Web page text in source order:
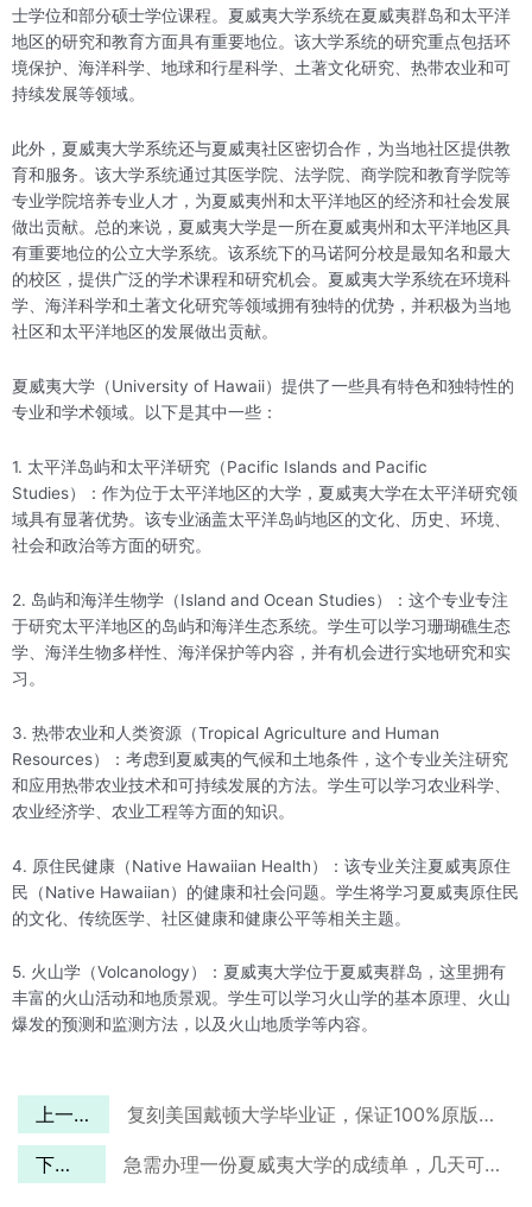
士学位和部分硕士学位课程。夏威夷大学系统在夏威夷群岛和太平洋
地区的研究和教育方面具有重要地位。该大学系统的研究重点包括环
境保护、海洋科学、地球和行星科学、土著文化研究、热带农业和可
持续发展等领域。
此外，夏威夷大学系统还与夏威夷社区密切合作，为当地社区提供教
育和服务。该大学系统通过其医学院、法学院、商学院和教育学院等
专业学院培养专业人才，为夏威夷州和太平洋地区的经济和社会发展
做出贡献。总的来说，夏威夷大学是一所在夏威夷州和太平洋地区具
有重要地位的公立大学系统。该系统下的马诺阿分校是最知名和最大
的校区，提供广泛的学术课程和研究机会。夏威夷大学系统在环境科
学、海洋科学和土著文化研究等领域拥有独特的优势，并积极为当地
社区和太平洋地区的发展做出贡献。
夏威夷大学（University of Hawaii）提供了一些具有特色和独特性的
专业和学术领域。以下是其中一些：
1. 太平洋岛屿和太平洋研究（Pacific Islands and Pacific
Studies）：作为位于太平洋地区的大学，夏威夷大学在太平洋研究领
域具有显著优势。该专业涵盖太平洋岛屿地区的文化、历史、环境、
社会和政治等方面的研究。
2. 岛屿和海洋生物学（Island and Ocean Studies）：这个专业专注
于研究太平洋地区的岛屿和海洋生态系统。学生可以学习珊瑚礁生态
学、海洋生物多样性、海洋保护等内容，并有机会进行实地研究和实
习。
3. 热带农业和人类资源（Tropical Agriculture and Human
Resources）：考虑到夏威夷的气候和土地条件，这个专业关注研究
和应用热带农业技术和可持续发展的方法。学生可以学习农业科学、
农业经济学、农业工程等方面的知识。
4. 原住民健康（Native Hawaiian Health）：该专业关注夏威夷原住
民（Native Hawaiian）的健康和社会问题。学生将学习夏威夷原住民
的文化、传统医学、社区健康和健康公平等相关主题。
5. 火山学（Volcanology）：夏威夷大学位于夏威夷群岛，这里拥有
丰富的火山活动和地质景观。学生可以学习火山学的基本原理、火山
爆发的预测和监测方法，以及火山地质学等内容。
上一篇 复刻美国戴顿大学毕业证，保证100%原版定制
下一篇 急需办理一份夏威夷大学的成绩单，几天可以完成